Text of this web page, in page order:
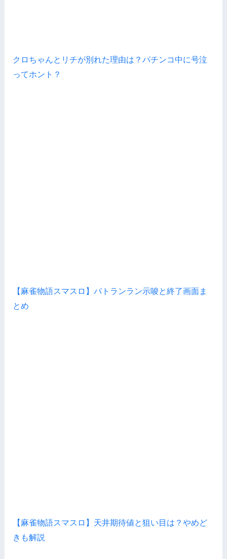
クロちゃんとリチが別れた理由は？パチンコ中に号泣
ってホント？
【麻雀物語スマスロ】パトランラン示唆と終了画面ま
とめ
【麻雀物語スマスロ】天井期待値と狙い目は？やめど
きも解説